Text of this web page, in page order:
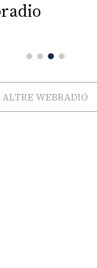
ALTRE WEBRADIO